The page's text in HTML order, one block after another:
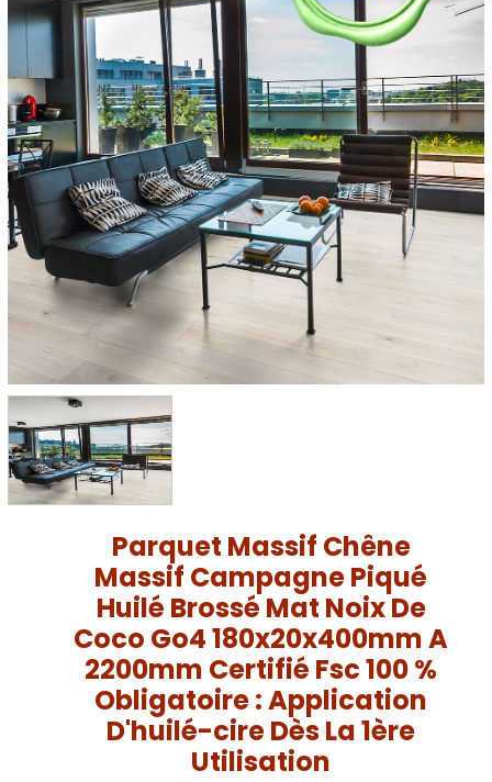
Parquet Massif Chêne
Massif Campagne Piqué
Huilé Brossé Mat Noix De
Coco Go4 180x20x400mm A
2200mm Certifié Fsc 100 %
Obligatoire : Application
D'huilé-cire Dès La 1ère
Utilisation